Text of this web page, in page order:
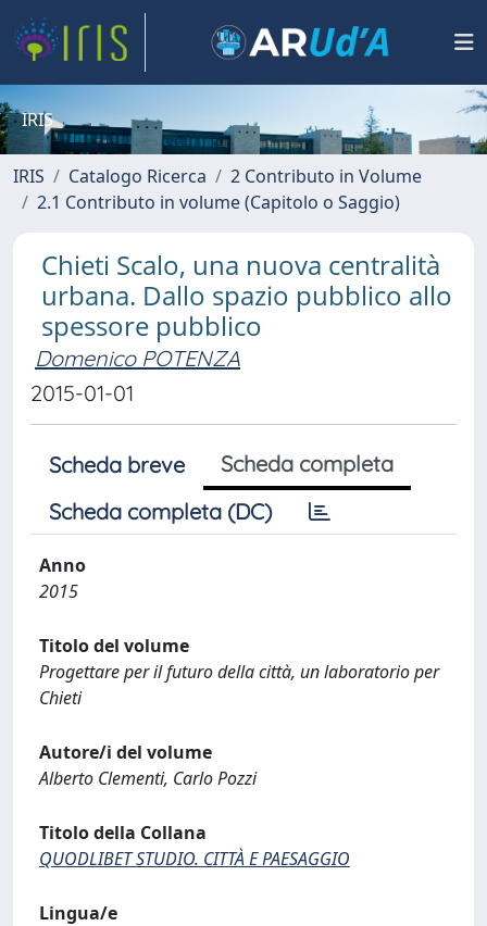
IRIS
IRIS Catalogo Ricerca
2 Contributo in Volume
2.1 Contributo in volume (Capitolo o Saggio)
Chieti Scalo, una nuova centralità
urbana. Dallo spazio pubblico allo
spessore pubblico
Domenico POTENZA
2015-01-01
Scheda breve
Scheda completa
Scheda completa (DC)
Anno
2015
Titolo del volume
Progettare per il futuro della città, un laboratorio per
Chieti
Autore/i del volume
Alberto Clementi, Carlo Pozzi
Titolo della Collana
QUODLIBET STUDIO. CITTÀ E PAESAGGIO
Lingua/e